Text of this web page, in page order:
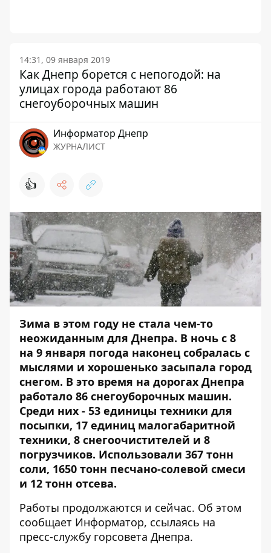
14:31, 09 января 2019
Как Днепр борется с непогодой: на
улицах города работают 86
снегоуборочных машин
Информатор Днепр
ЖУРНАЛИСТ
👍
Зима в этом году не стала чем-то
неожиданным для Днепра. В ночь с 8
на 9 января погода наконец собралась с
мыслями и хорошенько засыпала город
снегом. В это время на дорогах Днепра
работало 86 снегоуборочных машин.
Среди них - 53 единицы техники для
посыпки, 17 единиц малогабаритной
техники, 8 снегоочистителей и 8
погрузчиков. Использовали 367 тонн
соли, 1650 тонн песчано-солевой смеси
и 12 тонн отсева.
Работы продолжаются и сейчас. Об этом
сообщает Информатор, ссылаясь на
пресс-службу горсовета Днепра.